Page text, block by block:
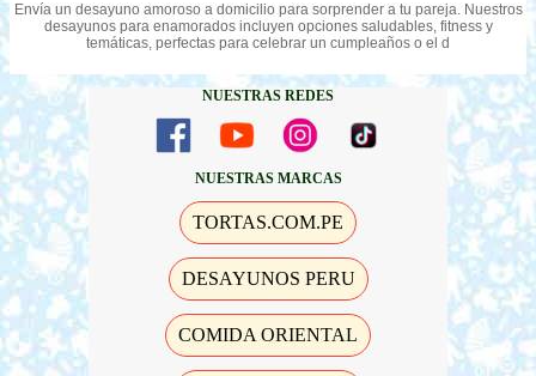
Envía un desayuno amoroso a domicilio para sorprender a tu pareja. Nuestros
desayunos para enamorados incluyen opciones saludables, fitness y
temáticas, perfectas para celebrar un cumpleaños o el d
NUESTRAS REDES
NUESTRAS MARCAS
TORTAS.COM.PE
DESAYUNOS PERU
COMIDA ORIENTAL